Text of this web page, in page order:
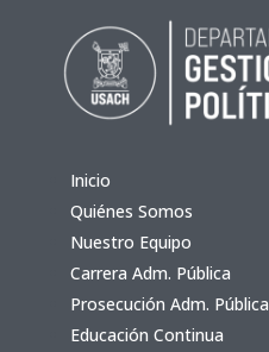
Inicio
Quiénes Somos
Nuestro Equipo
Carrera Adm. Pública
Prosecución Adm. Pública
Educación Continua